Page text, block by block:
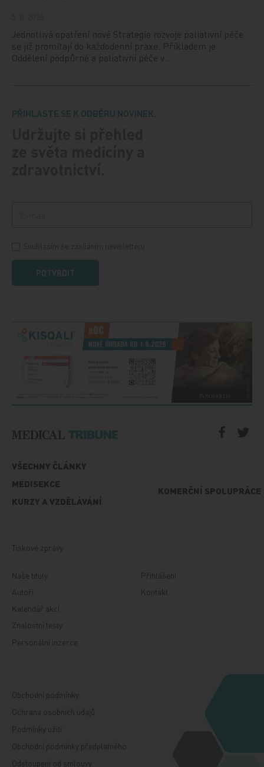
Jednotlivá opatření nové Strategie rozvoje paliativní péče
se již promítají do každodenní praxe. Příkladem je
Oddělení podpůrné a paliativní péče v…
PŘIHLASTE SE K ODBĚRU NOVINEK.
POTVRDIT
VŠECHNY ČLÁNKY
MEDISEKCE
KURZY A VZDĚLÁVÁNÍ
KOMERČNÍ SPOLUPRÁCE
Tiskové zprávy
Naše tituly
Autoři
Kalendář akcí
Znalostní testy
Personální inzerce
Přihlášení
Kontakt
Obchodní podmínky
Ochrana osobních údajů
Podmínky užití
Obchodní podmínky předplatného
Odstoupení od smlouvy